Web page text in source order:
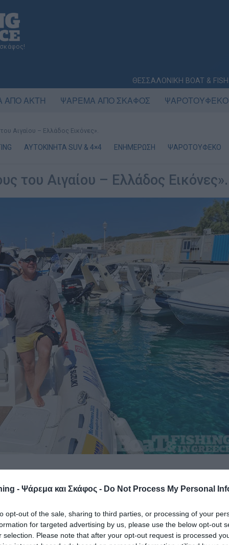
- Ψάρεμα και Σκάφος - Do Not Process My Personal
opt-out of the sale, sharing to third parties, or processing of your
for targeted advertising by us, please use the below opt-out
selection. Please note that after your opt-out request is processed
ΘΕΣΣΑΛΟΝΙΚΗ BOAT &
ΑΠΟ ΑΚΤΗ ΨΑΡΕΜΑ ΑΠΟ ΣΚΑΦΟΣ ΨΑΡΟΤΟΥΦΕΚΟ
Αιγαίου – Ελλάδος Εικόνες».
AYTOKINHTA SUV & 4×4 ΕΝΗΜΕΡΩΣΗ ΨΑΡΟΤΟΥΦΕΚΟ
του Αιγαίου – Ελλάδος Εικόνες».
( Ο.Φ.Σ.Ε. ) είναι ο πρώτος
ιδρύθηκε στην Ελλάδα τον Οκτώβριο
το ετήσιο πρόγραμμα αποστολών
– Ελλάδος Εικόνες».